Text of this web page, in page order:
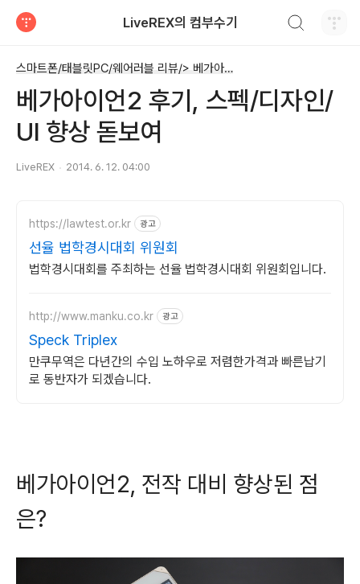
LiveREX의 컴부수기
스마트폰/태블릿PC/웨어러블 리뷰/> 베가아이언1~2
베가아이언2 후기, 스펙/디자인/
UI 향상 돋보여
LiveREX 2014. 6. 12. 04:00
https://lawtest.or.kr 광고
선율 법학경시대회 위원회
법학경시대회를 주최하는 선율 법학경시대회 위원회입니다.
http://www.manku.co.kr 광고
Speck Triplex
만쿠무역은 다년간의 수입 노하우로 저렴한가격과 빠른납기
로 동반자가 되겠습니다.
베가아이언2, 전작 대비 향상된 점
은?